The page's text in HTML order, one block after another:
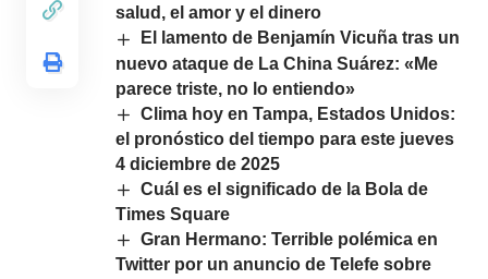
salud, el amor y el dinero
El lamento de Benjamín Vicuña tras un
nuevo ataque de La China Suárez: «Me
parece triste, no lo entiendo»
Clima hoy en Tampa, Estados Unidos:
el pronóstico del tiempo para este jueves
4 diciembre de 2025
Cuál es el significado de la Bola de
Times Square
Gran Hermano: Terrible polémica en
Twitter por un anuncio de Telefe sobre